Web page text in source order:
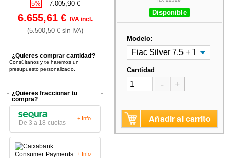
5% 7.005,90 €
6.655,61 € IVA incl.
(5.500,50 € sin IVA)
¿Quieres comprar cantidad?
Consúltanos y te haremos un
presupuesto personalizado.
¿Quieres fraccionar tu
compra?
De 3 a 18 cuotas
+ Info
+ Info
Disponible
Modelo:
Cantidad
- +
Añadir al carrito